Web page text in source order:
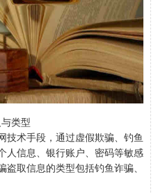
类型
技术手段，通过虚假欺骗、钓鱼
人信息、银行账户、密码等敏感
取信息的类型包括钓鱼诈骗、